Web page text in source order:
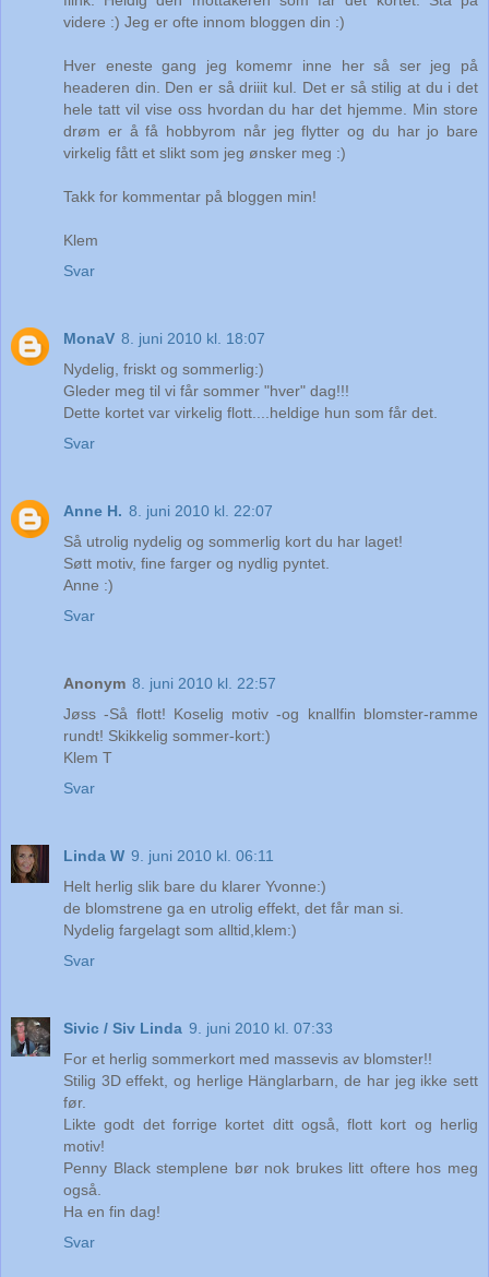
videre :) Jeg er ofte innom bloggen din :)
Hver eneste gang jeg komemr inne her så ser jeg på
headeren din. Den er så driiit kul. Det er så stilig at du i det
hele tatt vil vise oss hvordan du har det hjemme. Min store
drøm er å få hobbyrom når jeg flytter og du har jo bare
virkelig fått et slikt som jeg ønsker meg :)
Takk for kommentar på bloggen min!
Klem
Svar
MonaV 8. juni 2010 kl. 18:07
Nydelig, friskt og sommerlig:)
Gleder meg til vi får sommer "hver" dag!!!
Dette kortet var virkelig flott....heldige hun som får det.
Svar
Anne H. 8. juni 2010 kl. 22:07
Så utrolig nydelig og sommerlig kort du har laget!
Søtt motiv, fine farger og nydlig pyntet.
Anne :)
Svar
Anonym 8. juni 2010 kl. 22:57
Jøss -Så flott! Koselig motiv -og knallfin blomster-ramme
rundt! Skikkelig sommer-kort:)
Klem T
Svar
Linda W 9. juni 2010 kl. 06:11
Helt herlig slik bare du klarer Yvonne:)
de blomstrene ga en utrolig effekt, det får man si.
Nydelig fargelagt som alltid,klem:)
Svar
Sivic / Siv Linda 9. juni 2010 kl. 07:33
For et herlig sommerkort med massevis av blomster!!
Stilig 3D effekt, og herlige Hänglarbarn, de har jeg ikke sett
før.
Likte godt det forrige kortet ditt også, flott kort og herlig
motiv!
Penny Black stemplene bør nok brukes litt oftere hos meg
også.
Ha en fin dag!
Svar